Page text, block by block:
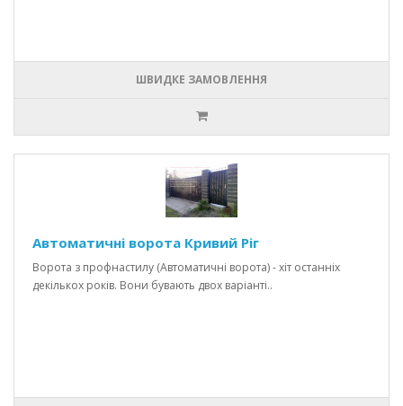
ШВИДКЕ ЗАМОВЛЕННЯ
Автоматичні ворота Кривий Ріг
Ворота з профнастилу (Автоматичні ворота) - хіт останніх
декількох років. Вони бувають двох варіанті..